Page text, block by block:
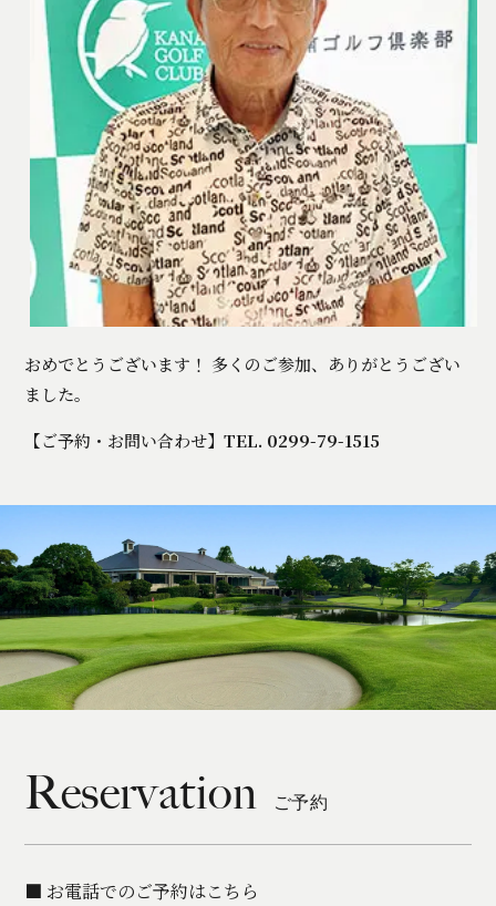
おめでとうございます！ 多くのご参加、ありがとうござい
ました。
【ご予約・お問い合わせ】TEL. 0299-79-1515
Reservation ご予約
■ お電話でのご予約はこちら